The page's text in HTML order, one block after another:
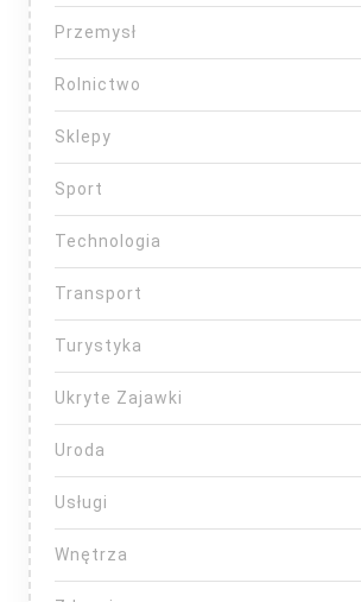
Przemysł
Rolnictwo
Sklepy
Sport
Technologia
Transport
Turystyka
Ukryte Zajawki
Uroda
Usługi
Wnętrza